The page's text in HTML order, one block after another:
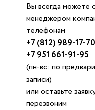
Вы всегда можете
менеджером
телефонам
+7 (812) 989-17-70
+7 951 661-91-95
(пн-вс: по
записи)
или оставьте
перезвоним